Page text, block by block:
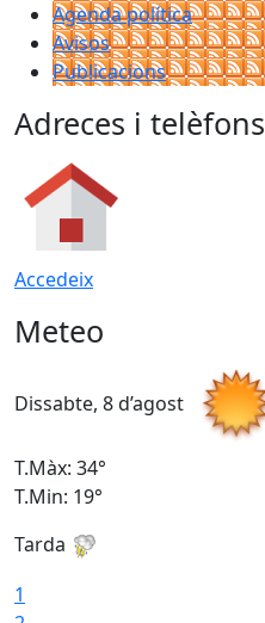
Agenda política
Avisos
Publicacions
Adreces i telèfons
Accedeix
Meteo
Dissabte, 8 d’agost
T.Màx: 34°
T.Min: 19°
Tarda
1